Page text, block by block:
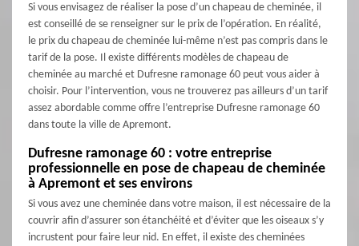
Si vous envisagez de réaliser la pose d’un chapeau de cheminée, il
est conseillé de se renseigner sur le prix de l’opération. En réalité,
le prix du chapeau de cheminée lui-même n’est pas compris dans le
tarif de la pose. Il existe différents modèles de chapeau de
cheminée au marché et Dufresne ramonage 60 peut vous aider à
choisir. Pour l’intervention, vous ne trouverez pas ailleurs d’un tarif
assez abordable comme offre l’entreprise Dufresne ramonage 60
dans toute la ville de Apremont.
Dufresne ramonage 60 : votre entreprise
professionnelle en pose de chapeau de cheminée
à Apremont et ses environs
Si vous avez une cheminée dans votre maison, il est nécessaire de la
couvrir afin d’assurer son étanchéité et d’éviter que les oiseaux s’y
incrustent pour faire leur nid. En effet, il existe des cheminées